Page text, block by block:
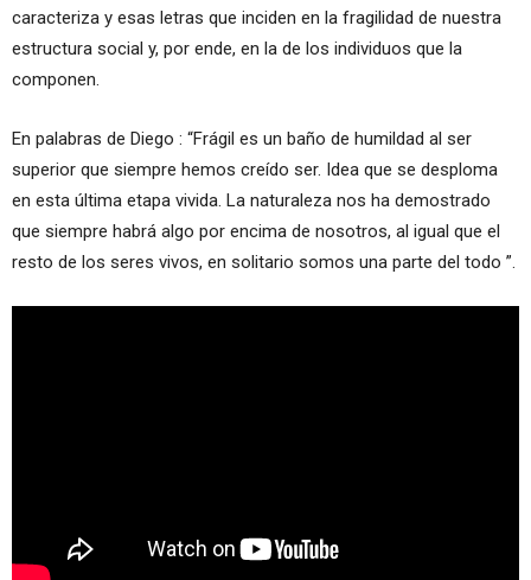
caracteriza y esas letras que inciden en la fragilidad de nuestra
estructura social y, por ende, en la de los individuos que la
componen.
En palabras de Diego : “Frágil es un baño de humildad al ser
superior que siempre hemos creído ser. Idea que se desploma
en esta última etapa vivida. La naturaleza nos ha demostrado
que siempre habrá algo por encima de nosotros, al igual que el
resto de los seres vivos, en solitario somos una parte del todo ”.